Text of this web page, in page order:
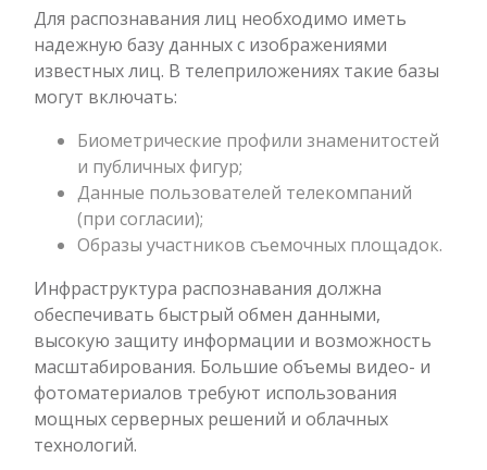
Для распознавания лиц необходимо иметь
надежную базу данных с изображениями
известных лиц. В телеприложениях такие базы
могут включать:
Биометрические профили знаменитостей
и публичных фигур;
Данные пользователей телекомпаний
(при согласии);
Образы участников съемочных площадок.
Инфраструктура распознавания должна
обеспечивать быстрый обмен данными,
высокую защиту информации и возможность
масштабирования. Большие объемы видео- и
фотоматериалов требуют использования
мощных серверных решений и облачных
технологий.